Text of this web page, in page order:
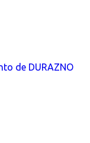
de DURAZNO